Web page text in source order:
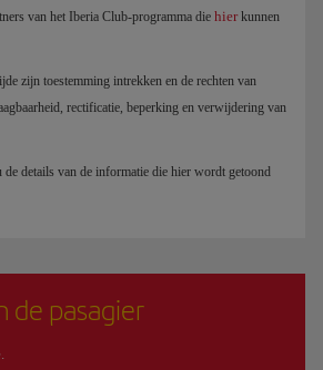
van het Iberia Club-programma die hierkunnen
zijn toestemming intrekken en de rechten van
rectificatie, beperking en verwijdering van
de details van de informatie die hier wordt getoond
de pasagier